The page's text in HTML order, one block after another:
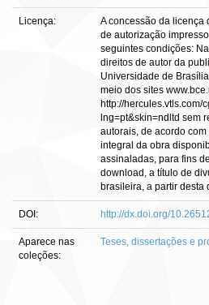
Licença:
A concessão da licença
de autorização
seguintes condições:
direitos de autor da
Universidade de
meio dos sites
http://hercules.vtls.com/
lng=pt&skin=ndltd sem
autorais, de acordo
integral da obra
assinaladas, para fins
download, a título de
brasileira, a partir desta
DOI: http://dx.doi.org/
Aparece nas
coleções:
Teses, dissertações e